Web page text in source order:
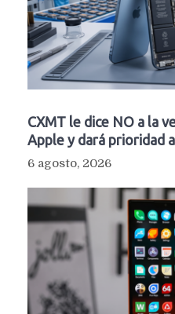
CXMT le dice NO a la
Apple y dará prioridad
6 agosto, 2026